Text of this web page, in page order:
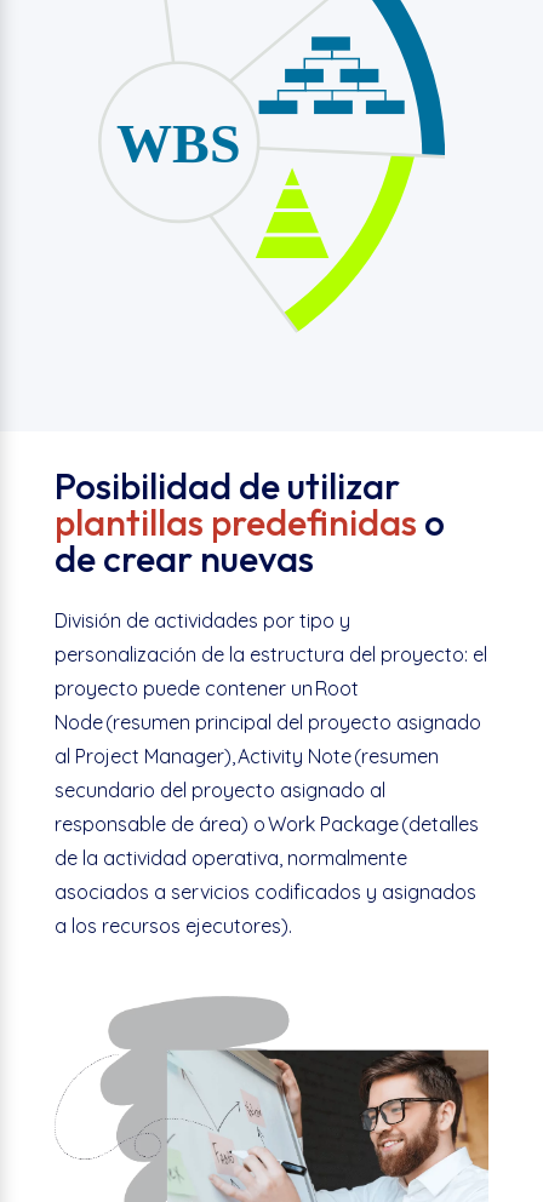
Posibilidad de utilizar
plantillas predefinidas o
de crear nuevas
División de actividades por tipo y
personalización de la estructura del proyecto: el
proyecto puede contener un Root
Node(resumen principal del proyecto asignado
al Project Manager), Activity Note(resumen
secundario del proyecto asignado al
responsable de área) oWork Package(detalles
de la actividad operativa, normalmente
asociados a servicios codificados y asignados
a los recursos ejecutores).